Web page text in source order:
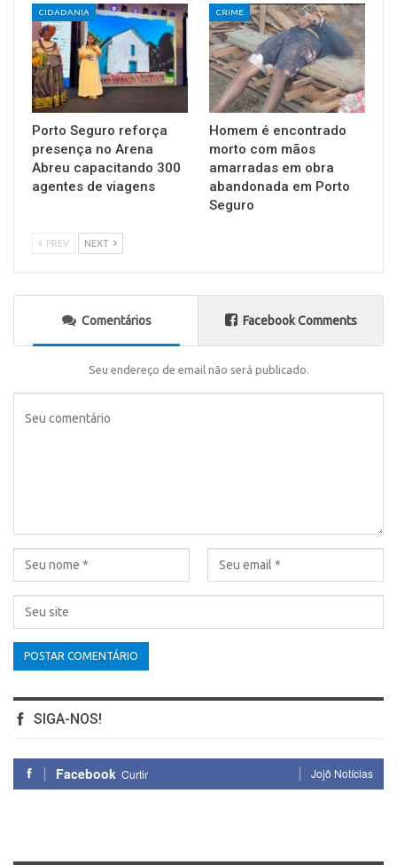
CIDADANIA
Porto Seguro reforça
presença no Arena
Abreu capacitando 300
agentes de viagens
CRIME
Homem é encontrado
morto com mãos
amarradas em obra
abandonada em Porto
Seguro
PREV NEXT
Comentários Facebook Comments
Seu endereço de email não será publicado.
SIGA-NOS!
Facebook Curtir Jojô Notícias